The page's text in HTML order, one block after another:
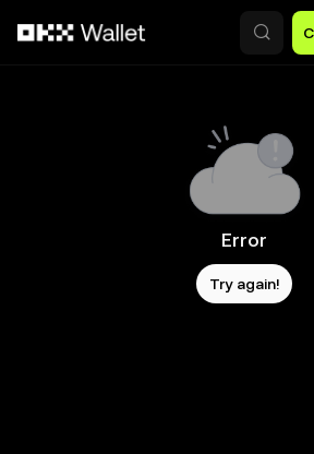
Error
Try again!